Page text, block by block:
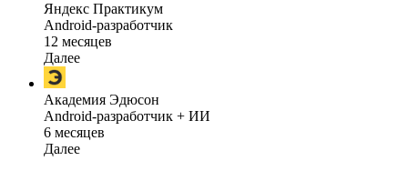
Яндекс Практикум
Android-разработчик
12 месяцев
Далее
Академия Эдюсон
Android-разработчик + ИИ
6 месяцев
Далее